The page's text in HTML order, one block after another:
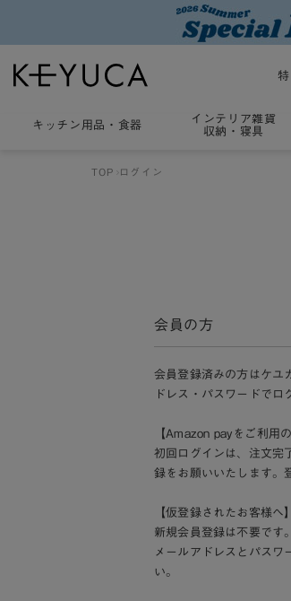
キッチン用品 ・ 食器
インテリア雑貨
収納・寝具
TOP ログイン
会員の方
会員登録済みの方はケユ
ドレス・パスワードでロ
【Amazon payをご利用の
初回ログインは、注文完
録をお願いいたします。
【仮登録されたお客様へ】
新規会員登録は不要です。
メールアドレスとパスワ
い。